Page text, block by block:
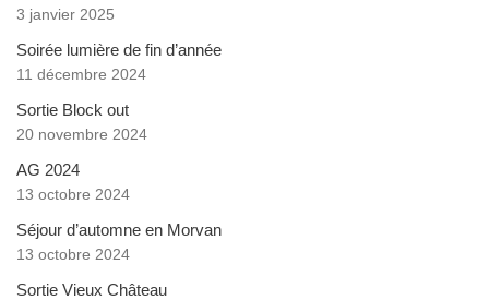
3 janvier 2025
Soirée lumière de fin d’année
11 décembre 2024
Sortie Block out
20 novembre 2024
AG 2024
13 octobre 2024
Séjour d’automne en Morvan
13 octobre 2024
Sortie Vieux Château